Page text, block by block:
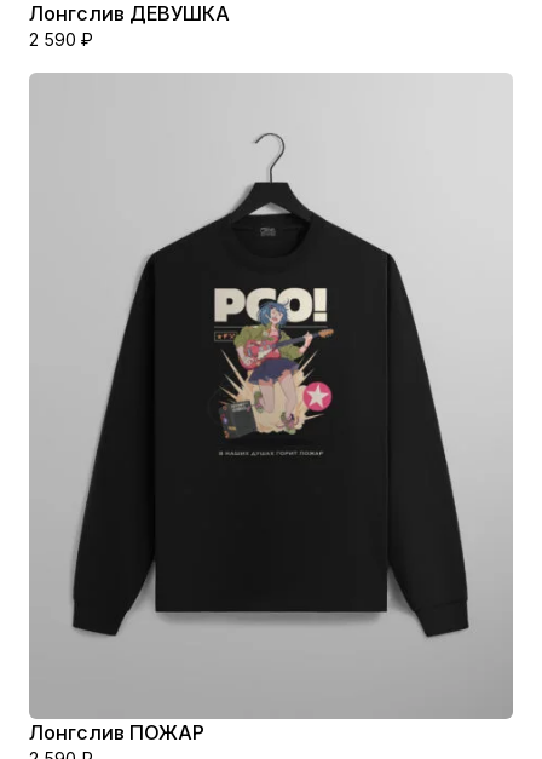
Лонгслив ДЕВУШКА
2 590 ₽
Лонгслив ПОЖАР